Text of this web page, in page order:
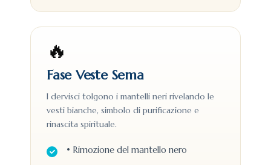
🔥
Fase Veste Sema
I dervisci tolgono i mantelli neri rivelando le
vesti bianche, simbolo di purificazione e
rinascita spirituale.
• Rimozione del mantello nero